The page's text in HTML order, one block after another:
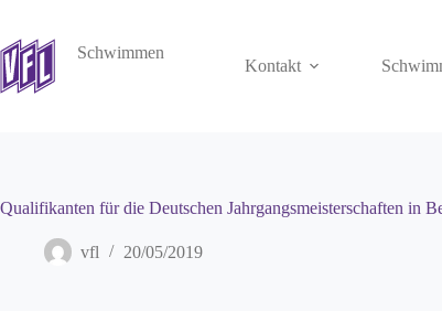
springen
Schwimmen
Kontakt
Qualifikanten für die Deutschen Jahrgangsmeisterschaften in
vfl 20/05/2019